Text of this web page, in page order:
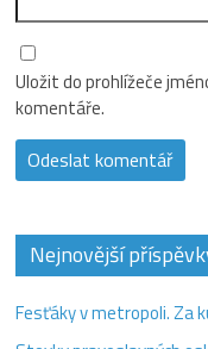
Uložit do prohlížeče
komentáře.
Nejnovější
Fesťáky v metropoli. Za